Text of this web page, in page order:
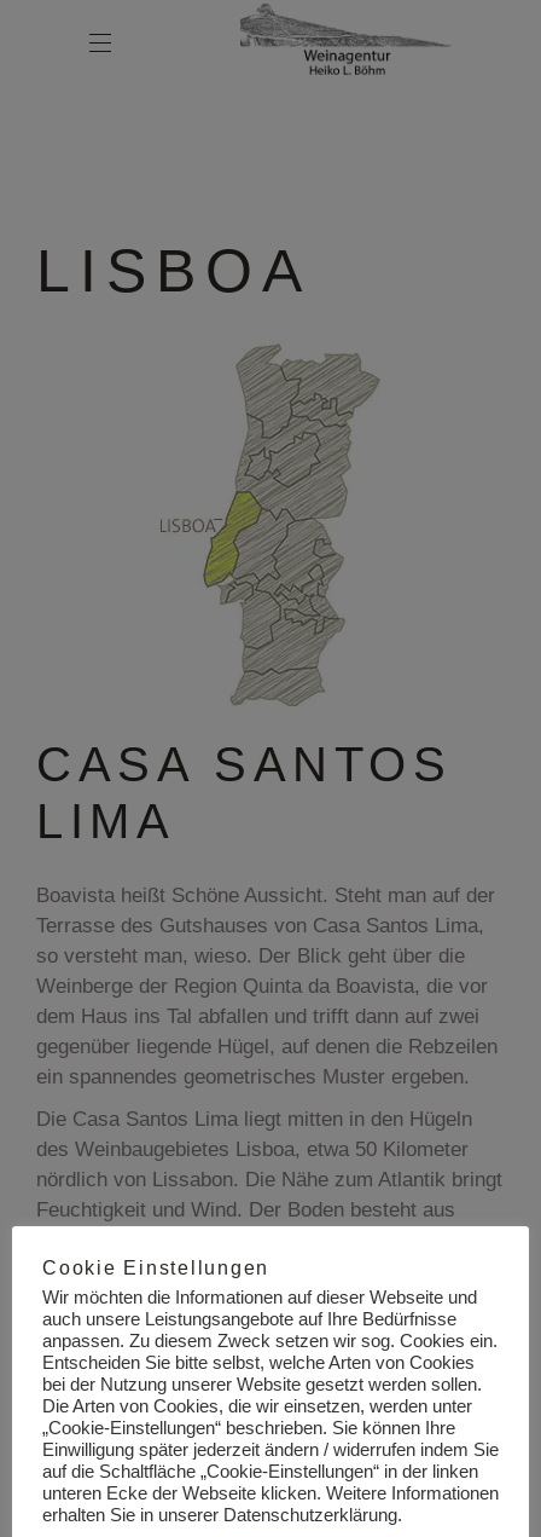
LISBOA
CASA SANTOS
LIMA
Boavista heißt Schöne Aussicht. Steht man auf der
Terrasse des Gutshauses von Casa Santos Lima,
so versteht man, wieso. Der Blick geht über die
Weinberge der Region Quinta da Boavista, die vor
dem Haus ins Tal abfallen und trifft dann auf zwei
gegenüber liegende Hügel, auf denen die Rebzeilen
ein spannendes geometrisches Muster ergeben.
Die Casa Santos Lima liegt mitten in den Hügeln
des Weinbaugebietes Lisboa, etwa 50 Kilometer
nördlich von Lissabon. Die Nähe zum Atlantik bringt
Feuchtigkeit und Wind. Der Boden besteht aus
Meeresablagerungen und unmittelbar vor dem
Gutshaus sind große, versteinerte Knochen eines
Sauriers gefunden worden, die jetzt die Terrasse
zieren.
Das Land ist seit Generationen im Besitz der
Familie von José Luis Oliveira da Silva. Er selbst
ist gelernter Banker hat sich jedoch früh der
Produktion von Wein verschrieben und das Weingut
in 5. Generation übernommen. Er hat den Keller
Cookie Einstellungen
Wir möchten die Informationen auf dieser Webseite und
auch unsere Leistungsangebote auf Ihre Bedürfnisse
anpassen. Zu diesem Zweck setzen wir sog. Cookies ein.
Entscheiden Sie bitte selbst, welche Arten von Cookies
bei der Nutzung unserer Website gesetzt werden sollen.
Die Arten von Cookies, die wir einsetzen, werden unter
„Cookie-Einstellungen“ beschrieben. Sie können Ihre
Einwilligung später jederzeit ändern / widerrufen indem Sie
auf die Schaltfläche „Cookie-Einstellungen“ in der linken
unteren Ecke der Webseite klicken. Weitere Informationen
erhalten Sie in unserer Datenschutzerklärung.